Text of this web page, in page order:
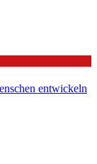
entwickeln